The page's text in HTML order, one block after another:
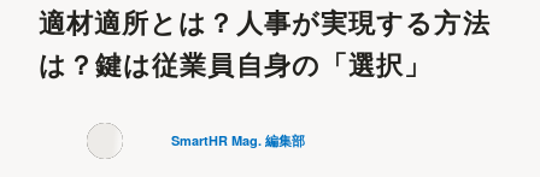
適材適所とは？人事が実現する方法
は？鍵は従業員自身の「選択」
SmartHR Mag. 編集部